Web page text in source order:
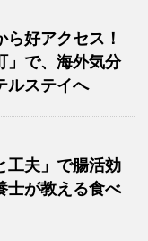
好アクセス！
」で、海外気分
ルステイへ
工夫」で腸活効
士が教える食べ